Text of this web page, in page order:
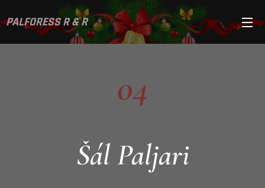
PALFORESS R & R
04
Šál Paljari